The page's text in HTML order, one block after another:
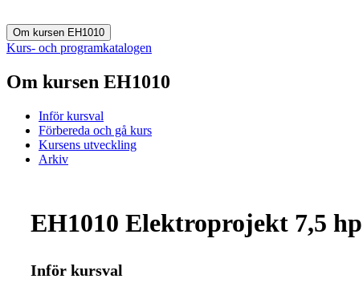
Om kursen EH1010
Kurs- och programkatalogen
Om kursen EH1010
Inför kursval
Förbereda och gå kurs
Kursens utveckling
Arkiv
EH1010 Elektroprojekt 7,5 hp
Inför kursval